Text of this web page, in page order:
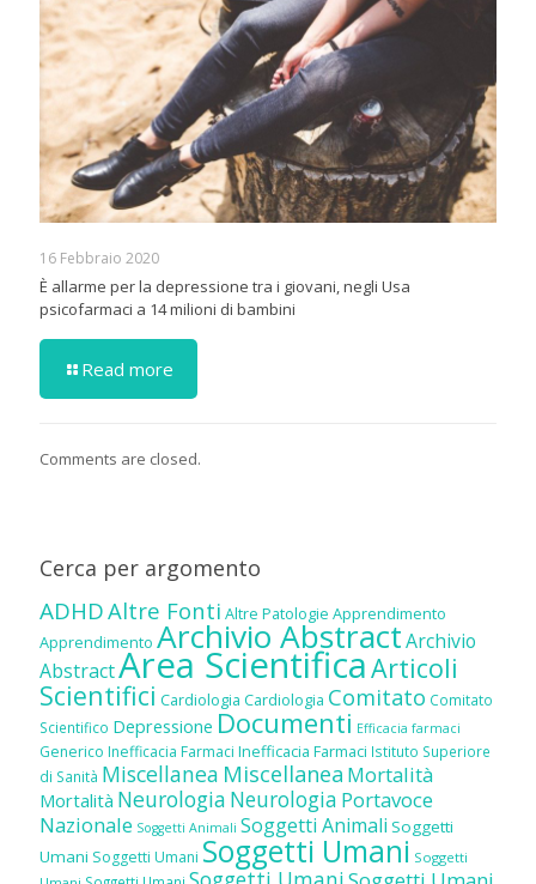
16 Febbraio 2020
È allarme per la depressione tra i giovani, negli Usa
psicofarmaci a 14 milioni di bambini
Read more
Comments are closed.
Cerca per argomento
ADHDAltre Fonti Altre Patologie Apprendimento
Apprendimento Archivio AbstractArchivio
AbstractArea ScientificaArticoli
Scientifici Cardiologia Cardiologia Comitato Comitato
Scientifico Depressione Documenti Efficacia farmaci
Generico Inefficacia Farmaci Inefficacia Farmaci Istituto Superiore
di Sanità Miscellanea Miscellanea Mortalità
Mortalità Neurologia Neurologia Portavoce
Nazionale Soggetti Animali Soggetti Animali Soggetti
Umani Soggetti Umani Soggetti Umani Soggetti